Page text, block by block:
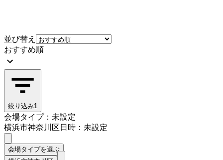
並び替え
おすすめ順
絞り込み1
会場タイプ：未設定
横浜市神奈川区日時：未設定
会場タイプを選ぶ